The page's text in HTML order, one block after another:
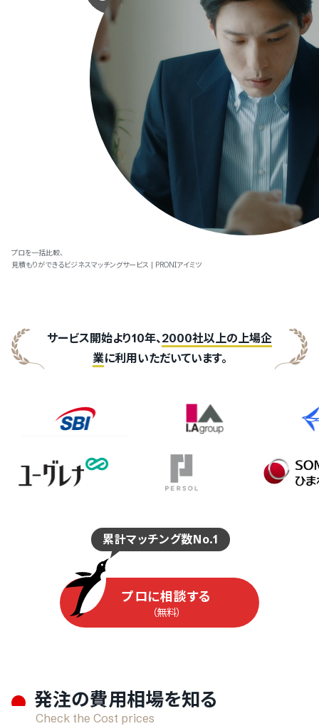
プロを一括比較、
見積もりができるビジネスマッチングサービス | PRONIアイミツ
サービス開始より10年、2000社以上の上場企
業に利用いただいています。
累計マッチング数No.1
プロに相談する
（無料）
発注の費用相場を知る
Check the Cost prices